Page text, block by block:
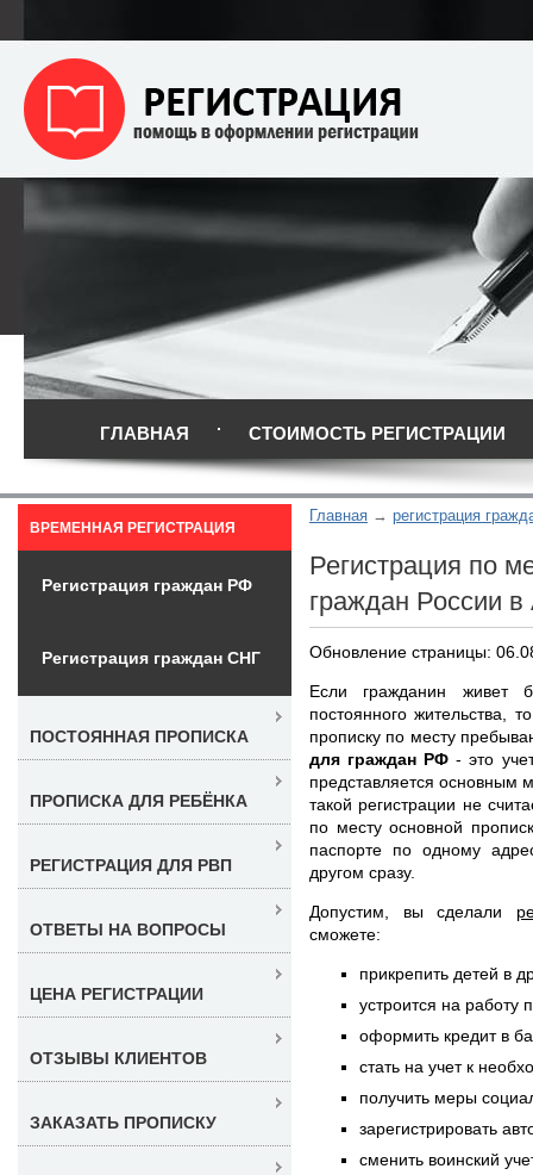
ГЛАВНАЯ СТОИМОСТЬ РЕГИСТРАЦИИ
Главная регистрация
Регистрация по
граждан России
Обновление страницы:
Если гражданин живет
постоянного жительства,
прописку по месту
для граждан РФ - это
представляется основным
такой регистрации не
по месту основной
паспорте по одному
другом сразу.
Допустим, вы сделали
сможете:
прикрепить детей в
устроится на работу
оформить кредит в
стать на учет к
получить меры
зарегистрировать
сменить воинский
ВРЕМЕННАЯ РЕГИСТРАЦИЯ
Регистрация граждан РФ
Регистрация граждан СНГ
ПОСТОЯННАЯ ПРОПИСКА
ПРОПИСКА ДЛЯ РЕБЁНКА
РЕГИСТРАЦИЯ ДЛЯ РВП
ОТВЕТЫ НА ВОПРОСЫ
ЦЕНА РЕГИСТРАЦИИ
ОТЗЫВЫ КЛИЕНТОВ
ЗАКАЗАТЬ ПРОПИСКУ